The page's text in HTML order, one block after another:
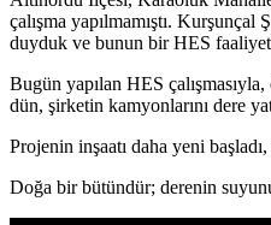
çalışma yapılmamıştı.
duyduk ve bunun bir HES
Bugün yapılan HES
dün, şirketin kamyonlarını dere
Projenin inşaatı daha yeni
Doğa bir bütündür; derenin